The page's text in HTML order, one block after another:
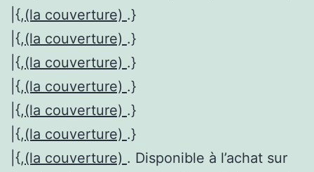
|{,(la couverture) .}
|{,(la couverture) .}
|{,(la couverture) .}
|{,(la couverture) .}
|{,(la couverture) .}
|{,(la couverture) .}
|{,(la couverture) . Disponible à l’achat sur